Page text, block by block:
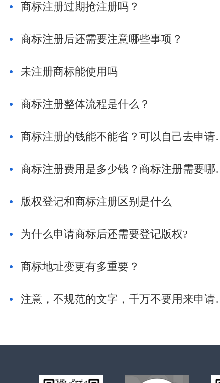
商标注册过期抢注册吗？
商标注册后还需要注意哪些事项？
未注册商标能使用吗
商标注册整体流程是什么？
商标注册
商标注册
版权登记和商标注册区别是什么
为什么申请商标后还需要登记版权?
商标地址变更有多重要？
注意，不